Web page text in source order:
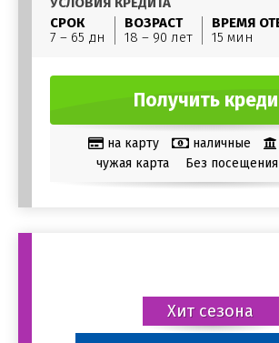
СРОК
7 – 65 дн
ВОЗРАСТ
18 – 90 лет
ВРЕМЯ
15 мин
Получить
на карту наличные
чужая карта
Без
Хит сезона